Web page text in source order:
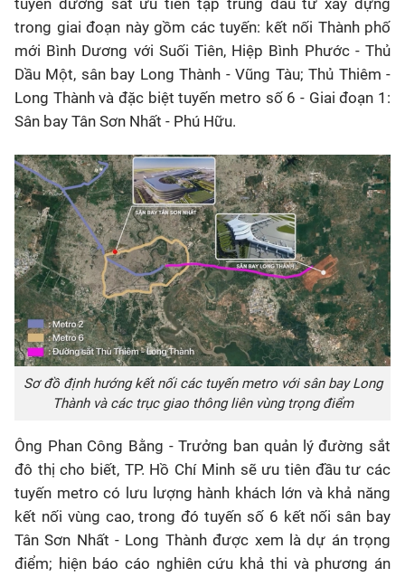
tuyến đường sắt ưu tiên tập trung đầu tư xây dựng
trong giai đoạn này gồm các tuyến: kết nối Thành phố
mới Bình Dương với Suối Tiên, Hiệp Bình Phước - Thủ
Dầu Một, sân bay Long Thành - Vũng Tàu; Thủ Thiêm -
Long Thành và đặc biệt tuyến metro số 6 - Giai đoạn 1:
Sân bay Tân Sơn Nhất - Phú Hữu.
Sơ đồ định hướng kết nối các tuyến metro với sân bay Long
Thành và các trục giao thông liên vùng trọng điểm
Ông Phan Công Bằng - Trưởng ban quản lý đường sắt
đô thị cho biết, TP. Hồ Chí Minh sẽ ưu tiên đầu tư các
tuyến metro có lưu lượng hành khách lớn và khả năng
kết nối vùng cao, trong đó tuyến số 6 kết nối sân bay
Tân Sơn Nhất - Long Thành được xem là dự án trọng
điểm; hiện báo cáo nghiên cứu khả thi và phương án